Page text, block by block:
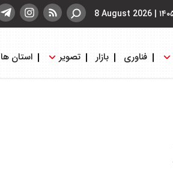
|
8 August 2026
فناوری بازار تصویر استان ها